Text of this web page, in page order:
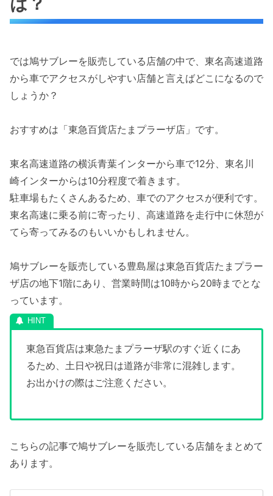
では鳩サブレーを販売している店舗の中で、東名高速道路
から車でアクセスがしやすい店舗と言えばどこになるので
しょうか？
おすすめは「東急百貨店たまプラーザ店」です。
東名高速道路の横浜青葉インターから車で12分、東名川
崎インターからは10分程度で着きます。
駐車場もたくさんあるため、車でのアクセスが便利です。
東名高速に乗る前に寄ったり、高速道路を走行中に休憩が
てら寄ってみるのもいいかもしれません。
鳩サブレーを販売している豊島屋は東急百貨店たまプラー
ザ店の地下1階にあり、営業時間は10時から20時までとな
っています。
東急百貨店は東急たまプラーザ駅のすぐ近くにあ
るため、土日や祝日は道路が非常に混雑します。
お出かけの際はご注意ください。
こちらの記事で鳩サブレーを販売している店舗をまとめて
あります。